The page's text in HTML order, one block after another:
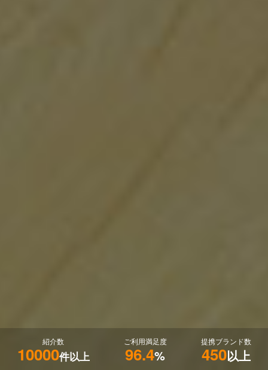
紹介数
10000件以上
ご利用満足度
96.4%
提携ブランド数
450以上